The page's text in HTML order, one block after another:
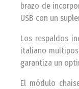
brazo de
USB con un
Los respaldos
italiano
garantiza un
El módulo